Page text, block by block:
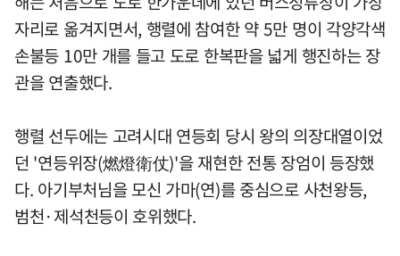
자리로 옮겨지면서, 행렬에 참여한 약 5만 명이 각양각색
손불등 10만 개를 들고 도로 한복판을 넓게 행진하는 장
관을 연출했다.
행렬 선두에는 고려시대 연등회 당시 왕의 의장대열이었
던 '연등위장(燃燈衛仗)'을 재현한 전통 장엄이 등장했
다. 아기부처님을 모신 가마(연)를 중심으로 사천왕등,
범천·제석천등이 호위했다.